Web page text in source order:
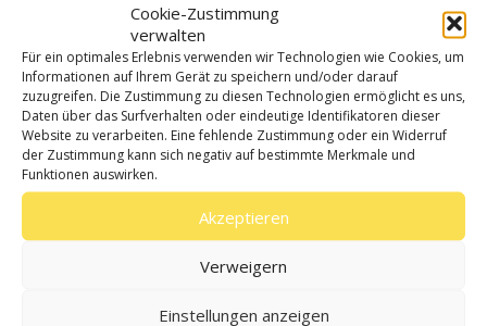
Cookie-Zustimmung
verwalten
Für ein optimales Erlebnis verwenden wir Technologien wie Cookies, um
Informationen auf Ihrem Gerät zu speichern und/oder darauf
zuzugreifen. Die Zustimmung zu diesen Technologien ermöglicht es uns,
Daten über das Surfverhalten oder eindeutige Identifikatoren dieser
Website zu verarbeiten. Eine fehlende Zustimmung oder ein Widerruf
der Zustimmung kann sich negativ auf bestimmte Merkmale und
Funktionen auswirken.
Akzeptieren
Verweigern
Einstellungen anzeigen
Verwandte Einträge